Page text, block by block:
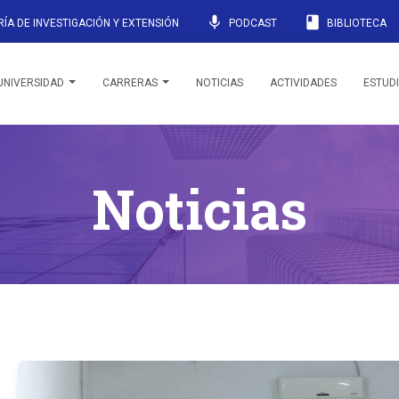
DE INVESTIGACIÓN Y EXTENSIÓN mic PODCAST book BIBLIOTECA
CARRERAS NOTICIAS ACTIVIDADES
Noticias